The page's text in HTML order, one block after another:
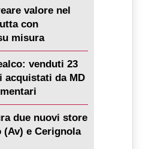
valore nel
con
misura
venduti 23
acquistati da MD
due nuovi store
(Av) e Cerignola